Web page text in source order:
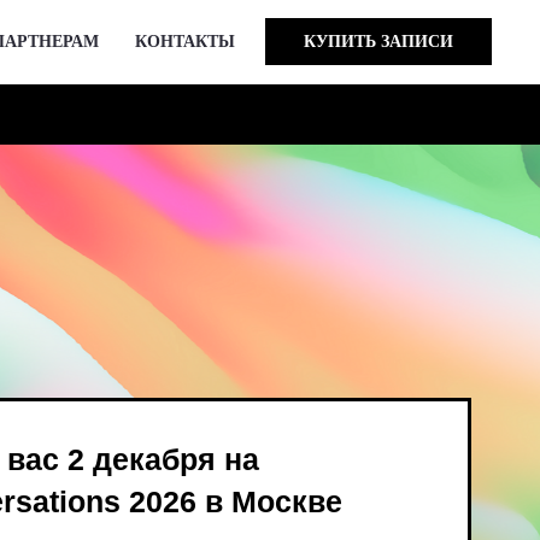
КОНТАКТЫ КУПИТЬ ЗАПИСИ
Bird и опен-колл
августе
на
в Москве